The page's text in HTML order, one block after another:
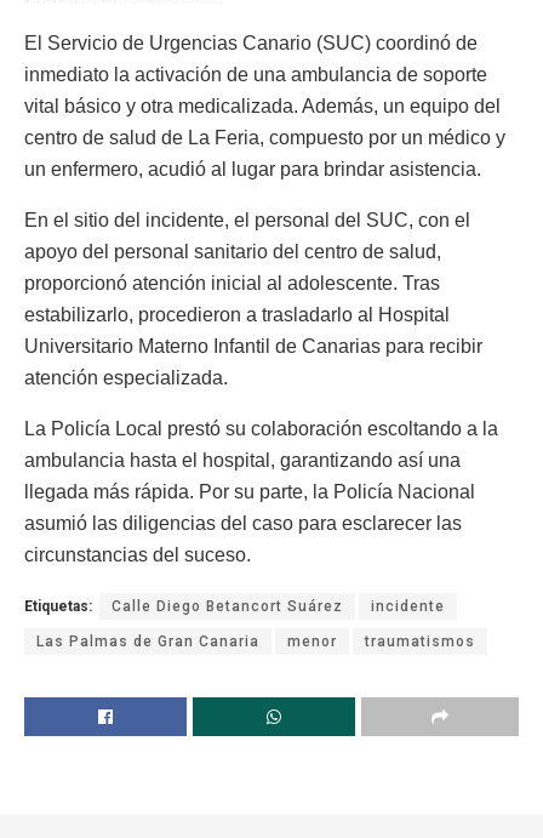
El Servicio de Urgencias Canario (SUC) coordinó de
inmediato la activación de una ambulancia de soporte
vital básico y otra medicalizada. Además, un equipo del
centro de salud de La Feria, compuesto por un médico y
un enfermero, acudió al lugar para brindar asistencia.
En el sitio del incidente, el personal del SUC, con el
apoyo del personal sanitario del centro de salud,
proporcionó atención inicial al adolescente. Tras
estabilizarlo, procedieron a trasladarlo al Hospital
Universitario Materno Infantil de Canarias para recibir
atención especializada.
La Policía Local prestó su colaboración escoltando a la
ambulancia hasta el hospital, garantizando así una
llegada más rápida. Por su parte, la Policía Nacional
asumió las diligencias del caso para esclarecer las
circunstancias del suceso.
Etiquetas: Calle Diego Betancort Suárez incidente
Las Palmas de Gran Canaria menor traumatismos